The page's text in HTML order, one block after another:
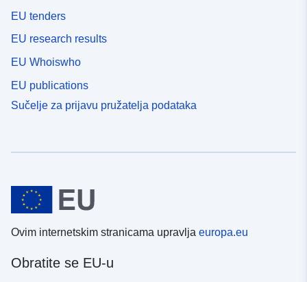
EU tenders
EU research results
EU Whoiswho
EU publications
Sučelje za prijavu pružatelja podataka
Ovim internetskim stranicama upravlja europa.eu
Obratite se EU-u